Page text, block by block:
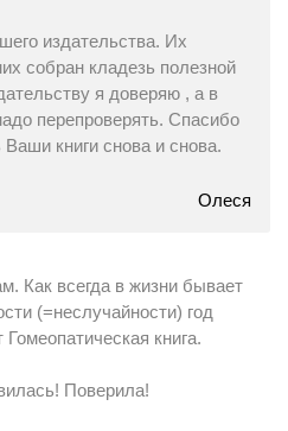
издательства. Их
собран кладезь полезной
я доверяю , а в
перепроверять. Спасибо
книги снова и снова.
Олеся
Как всегда в жизни бывает
(=неслучайности) год
книга.
Поверила!